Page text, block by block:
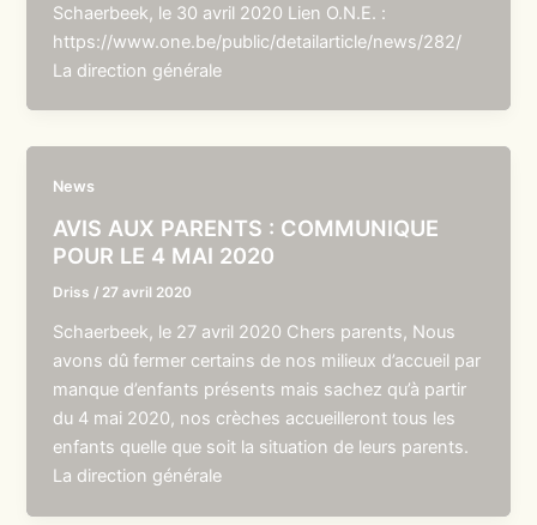
Schaerbeek, le 30 avril 2020 Lien O.N.E. :
https://www.one.be/public/detailarticle/news/282/
La direction générale
News
AVIS AUX PARENTS : COMMUNIQUE
POUR LE 4 MAI 2020
Driss / 27 avril 2020
Schaerbeek, le 27 avril 2020 Chers parents, Nous
avons dû fermer certains de nos milieux d’accueil par
manque d’enfants présents mais sachez qu’à partir
du 4 mai 2020, nos crèches accueilleront tous les
enfants quelle que soit la situation de leurs parents.
La direction générale